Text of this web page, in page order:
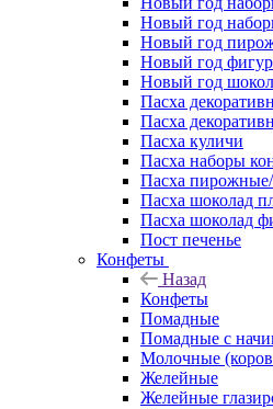
Новый год
Новый год
Новый год
Новый год
Пасха
Пасха
Пасха куличи
Пасха наборы
Пасха пирожные/
Пасха шоколад
Пасха шоколад
Пост печенье
Конфеты
Назад
Конфеты
Помадные
Помадные с
Молочные
Желейные
Желейные